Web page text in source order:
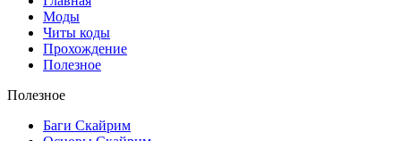
Моды
Читы коды
Прохождение
Полезное
Полезное
Баги Скайрим